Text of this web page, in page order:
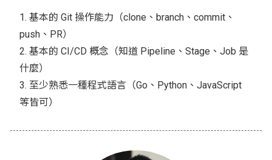
1. 基本的 Git 操作能力（clone、branch、commit、
push、PR）
2. 基本的 CI/CD 概念（知道 Pipeline、Stage、Job 是
什麼）
3. 至少熟悉一種程式語言（Go、Python、JavaScript
等皆可）